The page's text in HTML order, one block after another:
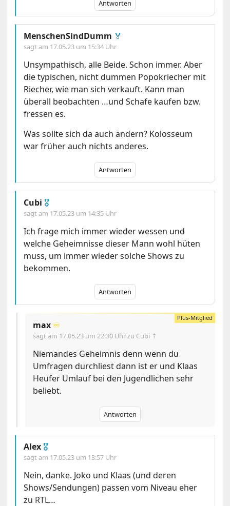
Antworten
MenschenSindDumm 🏅
sagt am 17.05.23 um 15:34 Uhr
Unsympathisch, alle Beide. Schon immer. Aber
die typischen, nicht dummen Popokriecher mit
Riecher, wie man sich verkauft. Kann man
überall beobachten …und Schafe kaufen bzw.
fressen es.
Was sollte sich da auch ändern? Kolosseum
war früher auch nichts anderes.
Antworten
Cubi 🎖
sagt am 17.05.23 um 14:35 Uhr
Ich frage mich immer wieder wessen und
welche Geheimnisse dieser Mann wohl hüten
muss, um immer wieder solche Shows zu
bekommen.
Antworten
max ♾️
sagt am 17.05.23 um 22:30 Uhr zu Cubi ⇡
Niemandes Geheimnis denn wenn du
Umfragen durchliest dann ist er und Klaas
Heufer Umlauf bei den Jugendlichen sehr
beliebt.
Antworten
Alex 🎖
sagt am 17.05.23 um 13:57 Uhr
Nein, danke. Joko und Klaas (und deren
Shows/Sendungen) passen vom Niveau eher
zu RTL…